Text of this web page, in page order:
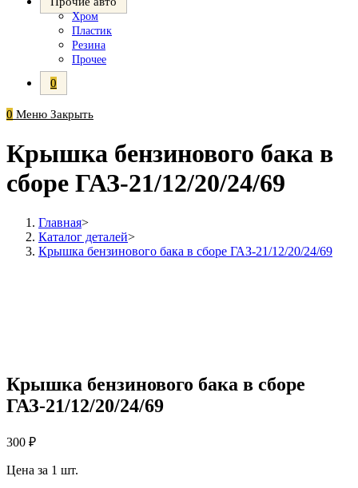
Хром
Пластик
Резина
Прочее
0
0 Меню Закрыть
Крышка бензинового бака в
сборе ГАЗ-21/12/20/24/69
Главная>
Каталог деталей>
Крышка бензинового бака в сборе ГАЗ-21/12/20/24/69
Крышка бензинового бака в сборе
ГАЗ-21/12/20/24/69
300 ₽
Цена за 1 шт.